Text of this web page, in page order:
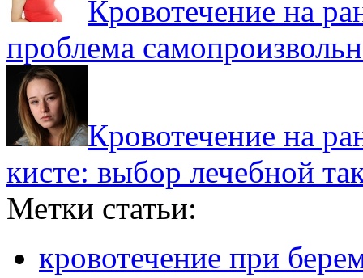
Кровотечение на
проблема
Кровотечение на
кисте: выбор лечебной
Метки статьи:
кровотечение при